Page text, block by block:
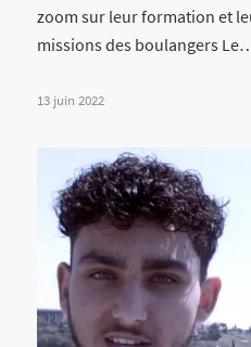
zoom sur leur formation et
missions des boulangers
13 juin 2022